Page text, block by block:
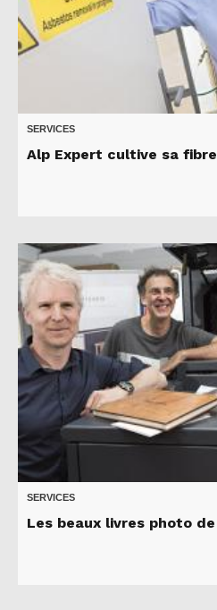
SERVICES
Alp Expert cultive sa
SERVICES
Les beaux livres photo